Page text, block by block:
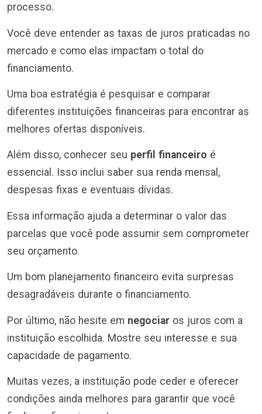
processo.
Você deve entender as taxas de juros praticadas no
mercado e como elas impactam o total do
financiamento.
Uma boa estratégia é pesquisar e comparar
diferentes instituições financeiras para encontrar as
melhores ofertas disponíveis.
Além disso, conhecer seu perfil financeiro é
essencial. Isso inclui saber sua renda mensal,
despesas fixas e eventuais dívidas.
Essa informação ajuda a determinar o valor das
parcelas que você pode assumir sem comprometer
seu orçamento.
Um bom planejamento financeiro evita surpresas
desagradáveis durante o financiamento.
Por último, não hesite em negociar os juros com a
instituição escolhida. Mostre seu interesse e sua
capacidade de pagamento.
Muitas vezes, a instituição pode ceder e oferecer
condições ainda melhores para garantir que você